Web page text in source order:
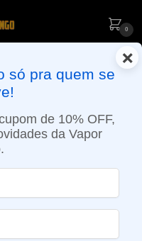
0
(SEG A SEX): PEDIDOS
VIA MOTOBOY
×
só pra quem se
de 10% OFF,
da Vapor